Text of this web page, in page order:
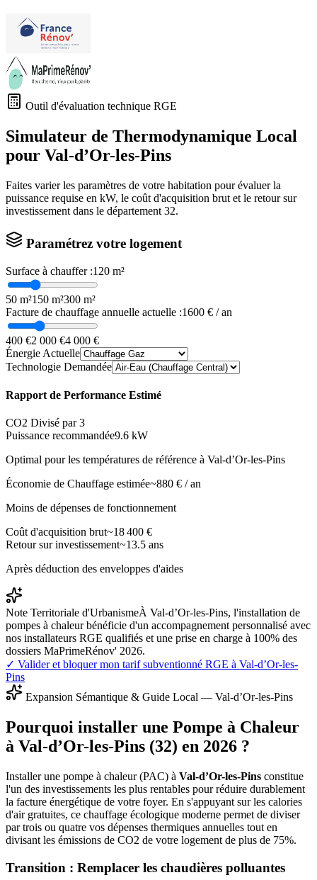
Outil d'évaluation technique RGE
Simulateur de Thermodynamique Local
pour Val-d’Or-les-Pins
Faites varier les paramètres de votre habitation pour évaluer la
puissance requise en kW, le coût d'acquisition brut et le retour sur
investissement dans le département 32.
Paramétrez votre logement
Surface à chauffer :120 m²
50 m²150 m²300 m²
Facture de chauffage annuelle actuelle :1600 € / an
400 €2 000 €4 000 €
Énergie Actuelle
Technologie Demandée
Rapport de Performance Estimé
CO2 Divisé par 3
Puissance recommandée9.6 kW
Optimal pour les températures de référence à Val-d’Or-les-Pins
Économie de Chauffage estimée~880 € / an
Moins de dépenses de fonctionnement
Coût d'acquisition brut~18 400 €
Retour sur investissement~13.5 ans
Après déduction des enveloppes d'aides
Note Territoriale d'UrbanismeÀ Val-d’Or-les-Pins, l'installation de
pompes à chaleur bénéficie d'un accompagnement personnalisé avec
nos installateurs RGE qualifiés et une prise en charge à 100% des
dossiers MaPrimeRénov' 2026.
✓ Valider et bloquer mon tarif subventionné RGE à Val-d’Or-les-
Pins
Expansion Sémantique & Guide Local — Val-d’Or-les-Pins
Pourquoi installer une Pompe à Chaleur
à Val-d’Or-les-Pins (32) en 2026 ?
Installer une pompe à chaleur (PAC) à Val-d’Or-les-Pins constitue
l'un des investissements les plus rentables pour réduire durablement
la facture énergétique de votre foyer. En s'appuyant sur les calories
d'air gratuites, ce chauffage écologique moderne permet de diviser
par trois ou quatre vos dépenses thermiques annuelles tout en
divisant les émissions de CO2 de votre logement de plus de 75%.
Transition : Remplacer les chaudières polluantes